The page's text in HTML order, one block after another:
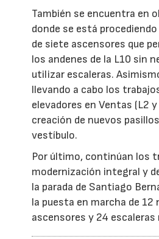
También se encuentra en
donde se está
de siete ascensores que
los andenes de la L10 sin
utilizar escaleras.
llevando a cabo los
elevadores en Ventas (L2
creación de nuevos
vestíbulo.
Por último, continúan los
modernización integral y
la parada de Santiago
la puesta en marcha de 12
ascensores y 24 escaleras